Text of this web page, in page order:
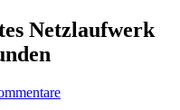
Netzlaufwerk